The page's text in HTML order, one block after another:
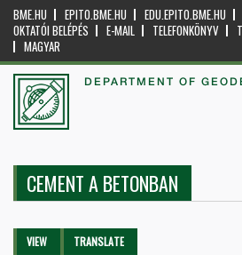
BME.HU EPITO.BME.HU EDU.EPITO.BME.HU
OKTATÓI BELÉPÉS
E-MAIL TELEFONKÖNYV
MAGYAR
DEPARTMENT OF
CEMENT A BETONBAN
Primary tabs
VIEW (ACTIVETRANSLATE